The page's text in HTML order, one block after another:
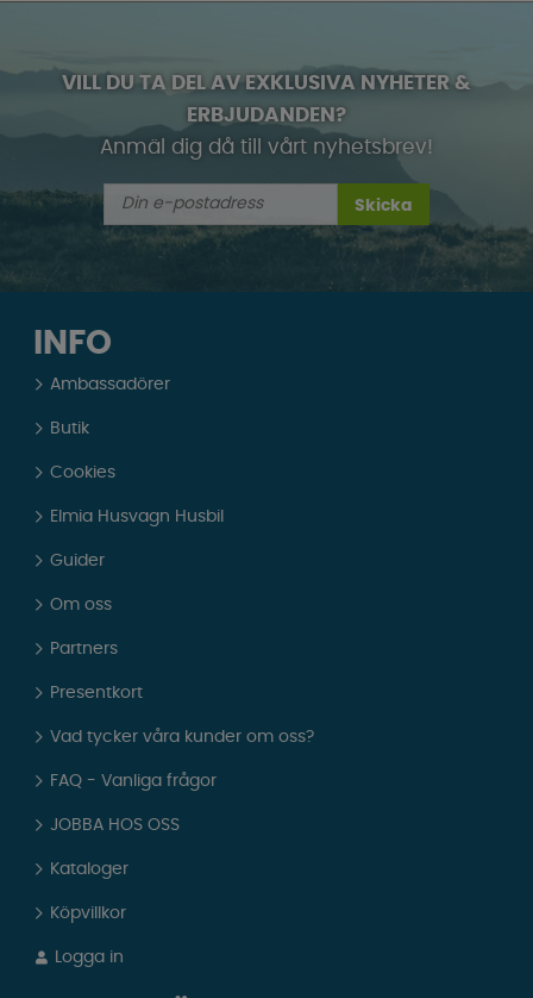
VILL DU TA DEL AV EXKLUSIVA NYHETER &
ERBJUDANDEN?
Anmäl dig då till vårt nyhetsbrev!
Skicka
INFO
Ambassadörer
Butik
Cookies
Elmia Husvagn Husbil
Guider
Om oss
Partners
Presentkort
Vad tycker våra kunder om oss?
FAQ - Vanliga frågor
JOBBA HOS OSS
Kataloger
Köpvillkor
Logga in